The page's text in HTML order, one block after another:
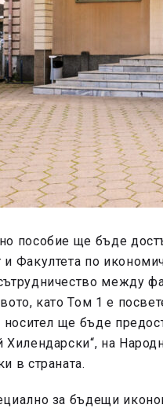
пособие ще бъде
Факултета по
между
като Том 1 е
носител ще бъде
на
в страната.
за бъдещи